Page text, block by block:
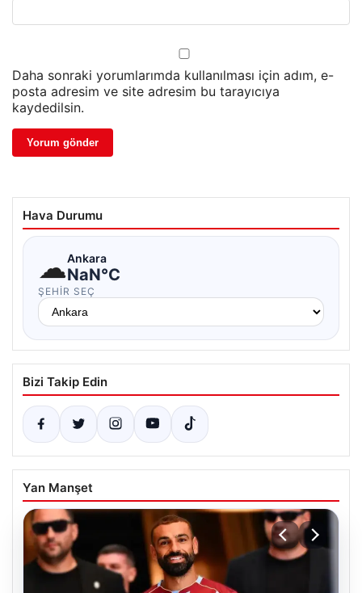
Daha sonraki yorumlarımda kullanılması için adım, e-
posta adresim ve site adresim bu tarayıcıya
kaydedilsin.
Hava Durumu
☁Ankara
NaN°C
ŞEHIR SEÇ
Bizi Takip Edin
Yan Manşet